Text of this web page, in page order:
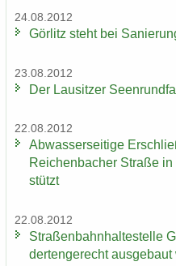
24.08.2012
Gör­litz steht bei
23.08.2012
Der Lau­sit­zer
22.08.2012
Ab­was­ser­sei­ti­ge
Rei­chen­ba­cher Stra­ße
stützt
22.08.2012
Stra­ßen­bahn­hal­te­stel­le
der­ten­ge­recht aus­ge­baut